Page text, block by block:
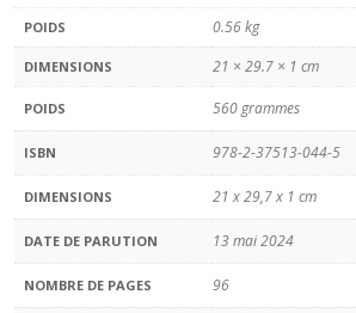
POIDS 0.56 kg
DIMENSIONS 21 × 29.7 × 1 cm
POIDS 560 grammes
ISBN 978-2-37513-044-5
DIMENSIONS 21 x 29,7 x 1 cm
DATE DE PARUTION 13 mai 2024
NOMBRE DE PAGES 96